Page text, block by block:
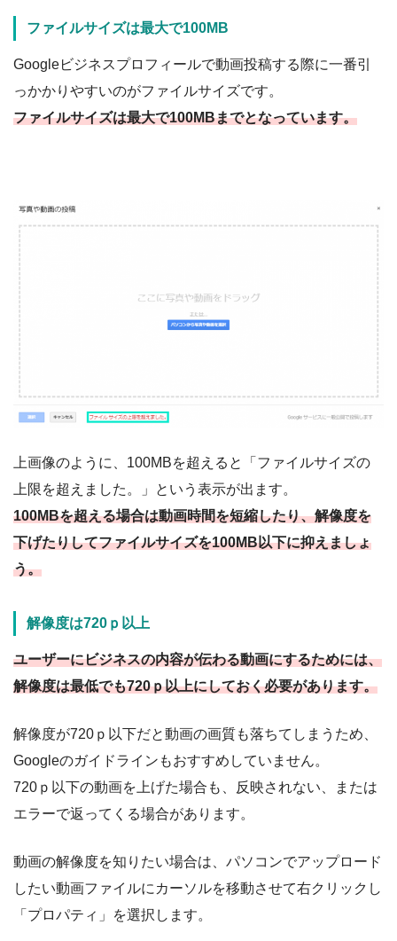
ファイルサイズは最大で100MB
Googleビジネスプロフィールで動画投稿する際に一番引
っかかりやすいのがファイルサイズです。
ファイルサイズは最大で100MBまでとなっています。
上画像のように、100MBを超えると「ファイルサイズの
上限を超えました。」という表示が出ます。
100MBを超える場合は動画時間を短縮したり、解像度を
下げたりしてファイルサイズを100MB以下に抑えましょ
う。
解像度は720ｐ以上
ユーザーにビジネスの内容が伝わる動画にするためには、
解像度は最低でも720ｐ以上にしておく必要があります。
解像度が720ｐ以下だと動画の画質も落ちてしまうため、
Googleのガイドラインもおすすめしていません。
720ｐ以下の動画を上げた場合も、反映されない、または
エラーで返ってくる場合があります。
動画の解像度を知りたい場合は、パソコンでアップロード
したい動画ファイルにカーソルを移動させて右クリックし
「プロパティ」を選択します。